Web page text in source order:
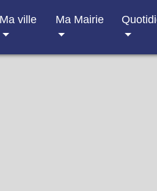
Ma ville Ma Mairie